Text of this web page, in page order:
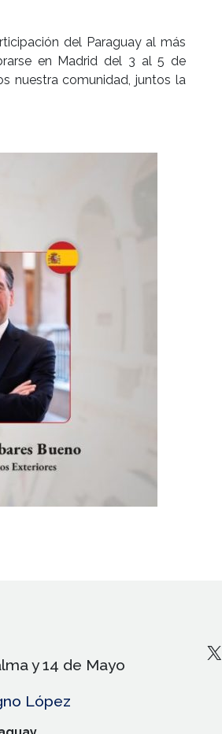
del Paraguay al más
en Madrid del 3 al 5 de
nuestra comunidad, juntos la
y 14 de Mayo
López
X